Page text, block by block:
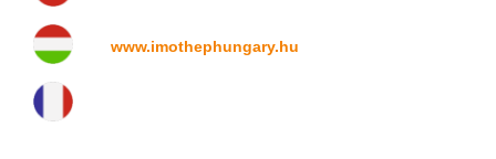
www.imothephungary.hu